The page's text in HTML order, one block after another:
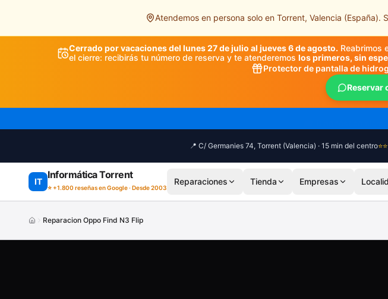
Atendemos en persona solo en Torrent, Valencia
Cerrado por vacaciones del lunes 27 de julio al jueves 6 de agosto. Reabrimos
el cierre: recibirás tu número de reserva y te atenderemos los primeros, sin
Protector de pantalla de
Reservar
📍 C/ Germanies 74, Torrent (Valencia) · 15 min del centro
IT
Informática Torrent
⭐ +1.800 reseñas en Google · Desde 2003
Reparaciones Tienda Empresas
Reparacion Oppo Find N3 Flip